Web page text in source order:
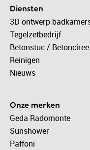
Diensten
3D ontwerp
Tegelzetbedrijf
Betonstuc / Betonciree
Reinigen
Nieuws
Onze merken
Geda Radomonte
Sunshower
Paffoni